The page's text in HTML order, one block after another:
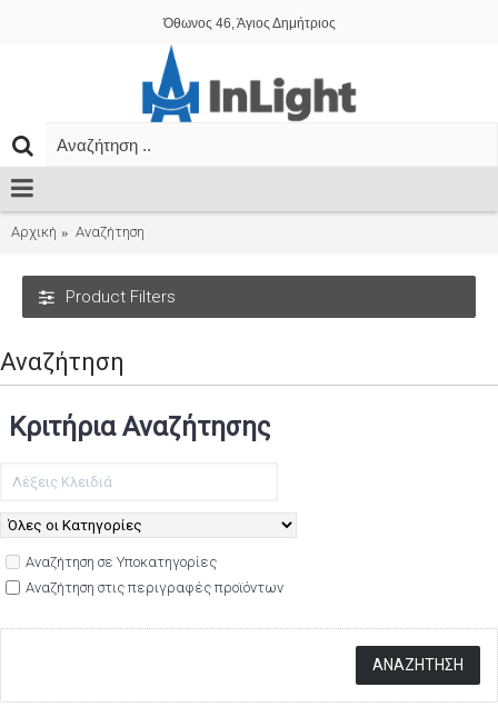
Όθωνος 46, Άγιος Δημήτριος
Αρχική Αναζήτηση
Product Filters
Αναζήτηση
Κριτήρια Αναζήτησης
Αναζήτηση σε Υποκατηγορίες
Αναζήτηση στις περιγραφές προϊόντων